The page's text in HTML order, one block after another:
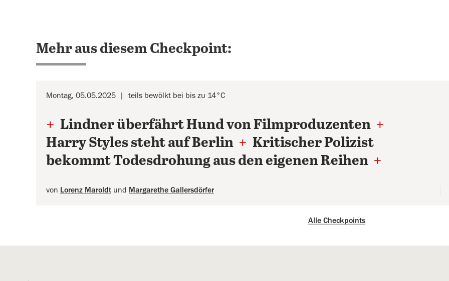
Mehr aus diesem Checkpoint:
Montag, 05.05.2025 teils bewölkt bei bis zu 14°C
+ Lindner überfährt Hund von Filmproduzenten +
Harry Styles steht auf Berlin + Kritischer Polizist
bekommt Todesdrohung aus den eigenen Reihen +
von Lorenz Maroldt und Margarethe Gallersdörfer
Alle Checkpoints